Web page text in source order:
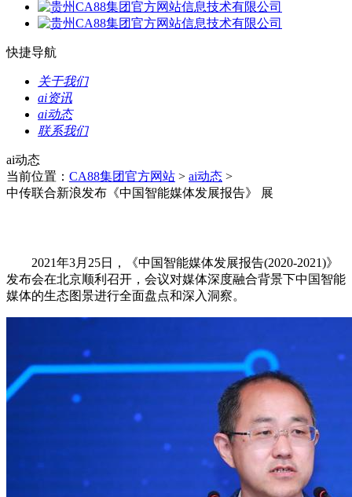
快捷导航
关于我们
ai资讯
ai动态
联系我们
ai动态
当前位置： CA88集团官方网站 > ai动态 >
中传联合新浪发布《中国智能媒体发展报告》 展
2021年3月25日，《中国智能媒体发展报告(2020-2021)》
发布会在北京顺利召开，会议对媒体深度融合背景下中国智能
媒体的生态图景进行全面盘点和深入洞察。